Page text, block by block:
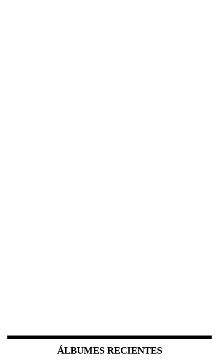
ÁLBUMES RECIENTES